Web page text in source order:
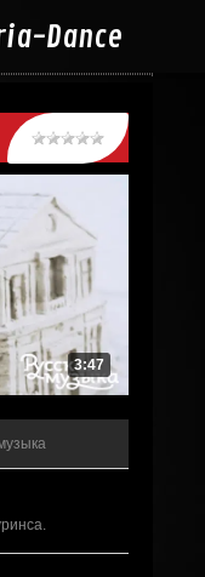
Dance
3:47